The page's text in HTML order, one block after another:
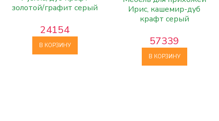
золотой/графит серый
24154
В КОРЗИНУ
Ирис, кашемир-дуб
крафт серый
57339
В КОРЗИНУ